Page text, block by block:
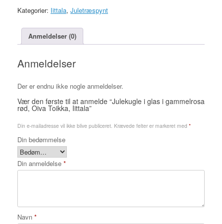
gammelrosa
Oiva
Toikka,
antal
Kategorier: Iittala, Juletræspynt
Anmeldelser (0)
Anmeldelser
Der er endnu ikke nogle anmeldelser.
Vær den første til at anmelde “Julekugle i glas i gammelrosa
rød, Oiva Toikka, Iittala”
Din e-mailadresse vil ikke blive publiceret. Krævede felter er markeret med *
Din bedømmelse
Din anmeldelse *
Navn *